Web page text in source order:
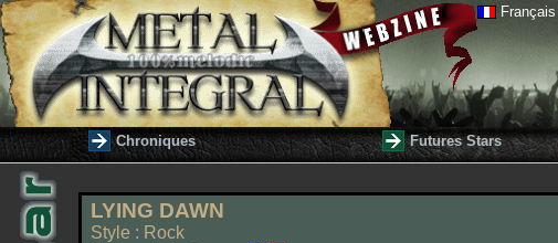
Français
Chroniques Futures Stars
LYING DAWN
Style : Rock